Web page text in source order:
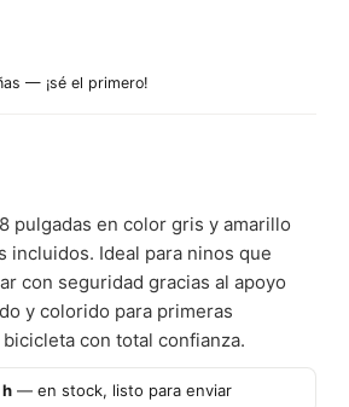
— ¡sé el primero!
pulgadas en color gris y amarillo
incluidos. Ideal para ninos que
con seguridad gracias al apoyo
y colorido para primeras
con total confianza.
— en stock, listo para enviar